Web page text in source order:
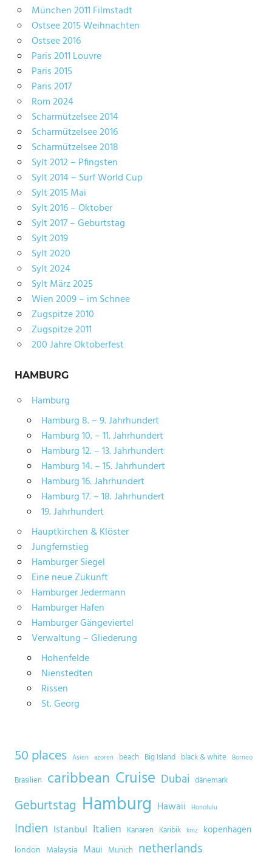
München 2011 Filmstadt
Ostsee 2015 Weihnachten
Ostsee 2016
Paris 2011 Louvre
Paris 2015
Paris 2017
Rom 2024
Scharmützelsee 2014
Scharmützelsee 2016
Scharmützelsee 2018
Sylt 2012 – Pfingsten
Sylt 2014 – Surf World Cup
Sylt 2015 Mai
Sylt 2016 – Oktober
Sylt 2017 – Geburtstag
Sylt 2019
Sylt 2020
Sylt 2024
Sylt März 2025
Wien 2009 – im Schnee
Zugspitze 2010
Zugspitze 2011
200 Jahre Oktoberfest
HAMBURG
Hamburg
Hamburg 8. – 9. Jahrhundert
Hamburg 10. – 11. Jahrhundert
Hamburg 12. – 13. Jahrhundert
Hamburg 14. – 15. Jahrhundert
Hamburg 16. Jahrhundert
Hamburg 17. – 18. Jahrhundert
19. Jahrhundert
Hauptkirchen & Klöster
Jungfernstieg
Hamburger Siegel
Eine neue Zukunft
Hamburger Jedermann
Hamburger Hafen
Hamburger Gängeviertel
Verwaltung – Gliederung
Hohenfelde
Nienstedten
Rissen
St. Georg
50 places Asien azoren beach Big Island black & white Borneo
Brasilien caribbean Cruise Dubai dänemark
Geburtstag Hamburg Hawaii Honolulu
Indien Istanbul Italien Kanaren Karibik kmz kopenhagen
london Malaysia Maui Munich netherlands